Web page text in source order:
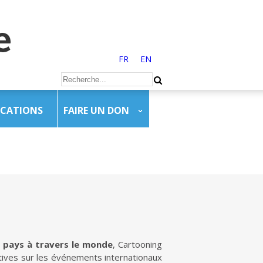
FR EN
FAIRE UN DON
pays à travers le monde, Cartooning
sur les événements internationaux